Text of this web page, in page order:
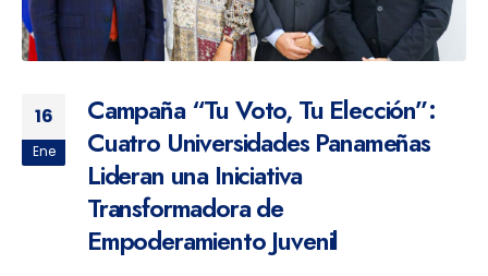
16
Ene
Campaña “Tu Voto, Tu Elección”:
Cuatro Universidades Panameñas
Lideran una Iniciativa
Transformadora de
Empoderamiento Juvenil